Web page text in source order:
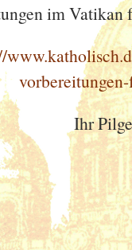
im Vatikan
Ihr